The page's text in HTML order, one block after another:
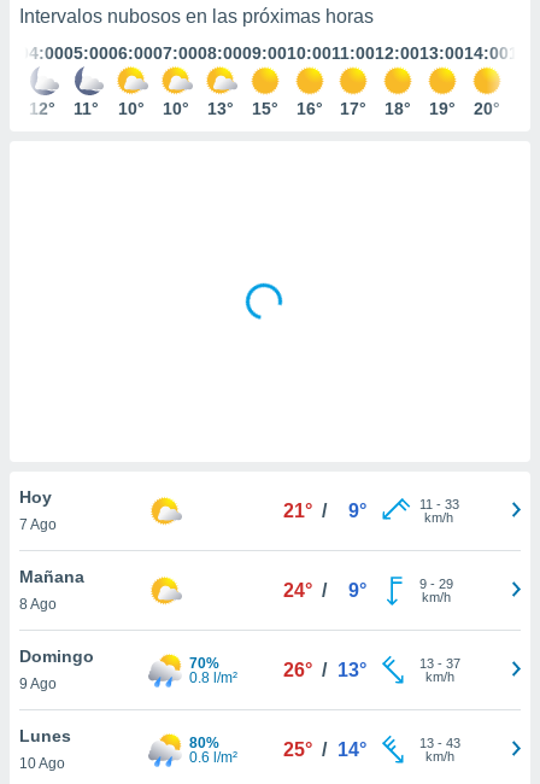
coste.
a la
nuestra
y
de
ACEPTAR
CONTINUAR
CONFIGURACIÓN
Intervalos nubosos en las próximas horas
04:00
12°
05:00
11°
06:00
10°
07:00
10°
08:00
13°
09:00
15°
10:00
16°
11:00
17°
12:00
18°
13:00
19°
14:00
20°
Hoy
7 Ago
21° / 9° 11 - 33
km/h
Mañana
8 Ago
24° / 9° 9- 29
km/h
Domingo
9 Ago
70%
0.8 l/m²
26° / 13° 13- 37
km/h
Lunes
10 Ago
80%
0.6 l/m²
25° / 14° 13- 43
km/h